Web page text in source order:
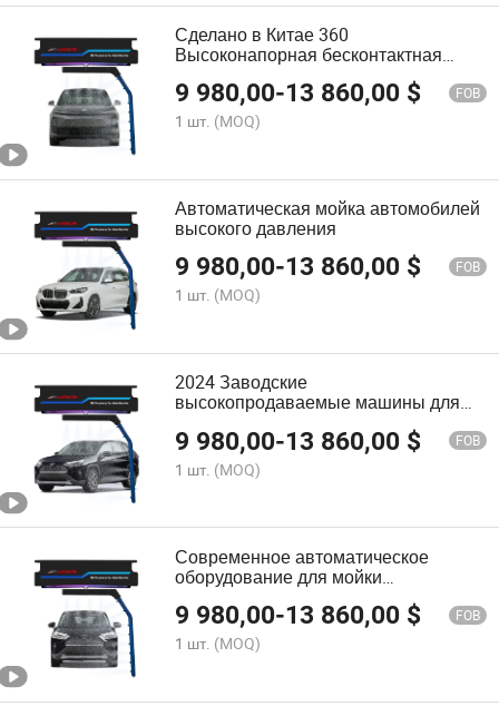
Сделано в Китае 360
Высоконапорная бесконтактная
9 980,00-13 860,00 $ FOB
1 шт. (MOQ)
Автоматическая мойка автомобилей
высокого давления
9 980,00-13 860,00 $ FOB
1 шт. (MOQ)
2024 Заводские
высокопродаваемые машины для
давлением Автоматическая мойка
автомобилей
9 980,00-13 860,00 $ FOB
1 шт. (MOQ)
Современное автоматическое
оборудование для мойки
автомобилей с энергоэффективным
дизайном
9 980,00-13 860,00 $ FOB
1 шт. (MOQ)